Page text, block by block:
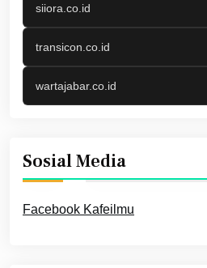
siiora.co.id
transicon.co.id
wartajabar.co.id
Sosial Media
Facebook Kafeilmu